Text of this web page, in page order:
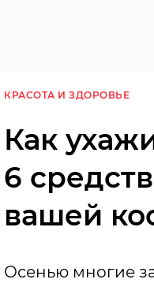
КРАСОТА И ЗДОРОВЬЕ
Как
6
вашей
Осенью многие